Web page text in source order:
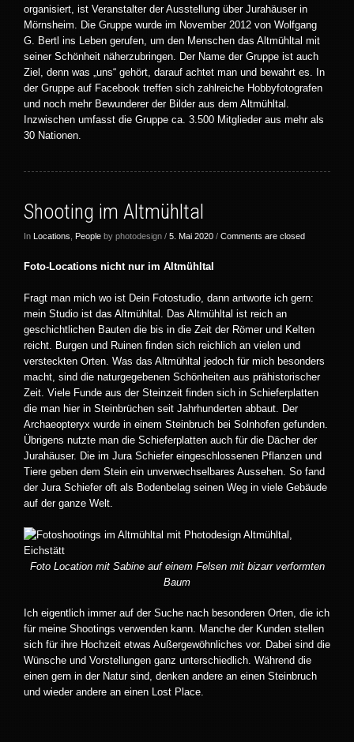
organisiert, ist Veranstalter der Ausstellung über Jurahäuser in
Mörnsheim. Die Gruppe wurde im November 2012 von Wolfgang
G. Bertl ins Leben gerufen, um den Menschen das Altmühltal mit
seiner Schönheit näherzubringen. Der Name der Gruppe ist auch
Ziel, denn was „uns“ gehört, darauf achtet man und bewahrt es. In
der Gruppe auf Facebook treffen sich zahlreiche Hobbyfotografen
und noch mehr Bewunderer der Bilder aus dem Altmühltal.
Inzwischen umfasst die Gruppe ca. 3.500 Mitglieder aus mehr als
30 Nationen.
Shooting im Altmühltal
In Locations People by photodesign / 5. Mai 2020 / Comments are closed
Foto-Locations nicht nur im Altmühltal
Fragt man mich wo ist Dein Fotostudio, dann antworte ich gern:
mein Studio ist das Altmühltal. Das Altmühltal ist reich an
geschichtlichen Bauten die bis in die Zeit der Römer und Kelten
reicht. Burgen und Ruinen finden sich reichlich an vielen und
versteckten Orten. Was das Altmühltal jedoch für mich besonders
macht, sind die naturgegebenen Schönheiten aus prähistorischer
Zeit. Viele Funde aus der Steinzeit finden sich in Schieferplatten
die man hier in Steinbrüchen seit Jahrhunderten abbaut. Der
Archaeopteryx wurde in einem Steinbruch bei Solnhofen gefunden.
Übrigens nutzte man die Schieferplatten auch für die Dächer der
Jurahäuser. Die im Jura Schiefer eingeschlossenen Pflanzen und
Tiere geben dem Stein ein unverwechselbares Aussehen. So fand
der Jura Schiefer oft als Bodenbelag seinen Weg in viele Gebäude
auf der ganze Welt.
Foto Location mit Sabine auf einem Felsen mit bizarr verformten
Baum
Ich eigentlich immer auf der Suche nach besonderen Orten, die ich
für meine Shootings verwenden kann. Manche der Kunden stellen
sich für ihre Hochzeit etwas Außergewöhnliches vor. Dabei sind die
Wünsche und Vorstellungen ganz unterschiedlich. Während die
einen gern in der Natur sind, denken andere an einen Steinbruch
und wieder andere an einen Lost Place.